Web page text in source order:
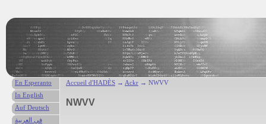
Accueil d'HADÈS → Ackr → NWVV
NWVV
En Esperanto
In English
Auf Deutsch
في العربية